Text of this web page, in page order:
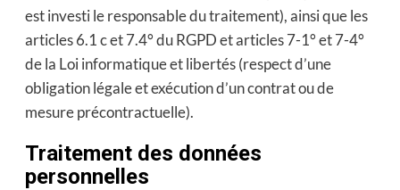
est investi le responsable du traitement), ainsi que les
articles 6.1 c et 7.4° du RGPD et articles 7-1° et 7-4°
de la Loi informatique et libertés (respect d’une
obligation légale et exécution d’un contrat ou de
mesure précontractuelle).
Traitement des données
personnelles